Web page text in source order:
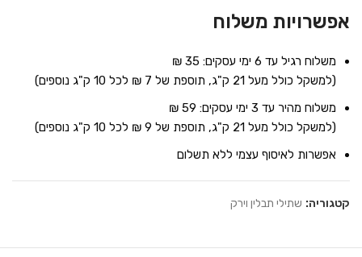
אפשרויות משלוח
משלוח רגיל עד 6 ימי עסקים: 35 ₪
(למשקל כולל מעל 21 ק"ג, תוספת של 7 ₪ לכל 10 ק"ג נוספים)
משלוח מהיר עד 3 ימי עסקים: 59 ₪
(למשקל כולל מעל 21 ק"ג, תוספת של 9 ₪ לכל 10 ק"ג נוספים)
אפשרות לאיסוף עצמי ללא תשלום
קטגוריה: שתילי תבלין וירק